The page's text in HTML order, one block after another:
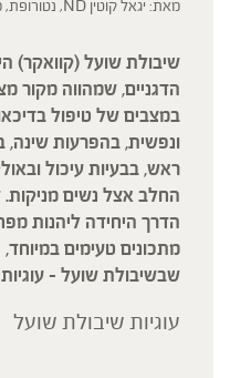
מאת: יגאל קוטין ND, נטורופת, מטפל איורוודי והרבליסט קליני
שיבולת שועל
הדגניים, שמהווה מקור
במצבים של טיפול
ונפשית, בהפרעות שינה,
ראש, בבעיות עיכול
החלב אצל נשים
הדרך היחידה ליהנות
מתכונים טעימים
שבשיבולת שועל – עוגיות
עוגיות שיבולת שועל